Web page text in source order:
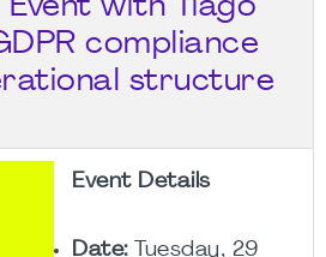
Event with Tiago
compliance
structure
Event Details
Date:Tuesday, 29